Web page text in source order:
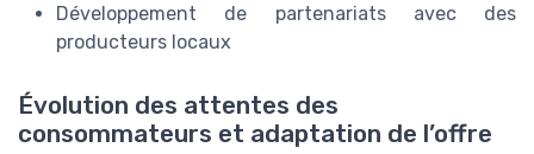
Développement de partenariats avec des
producteurs locaux
Évolution des attentes des
consommateurs et adaptation de l’offre